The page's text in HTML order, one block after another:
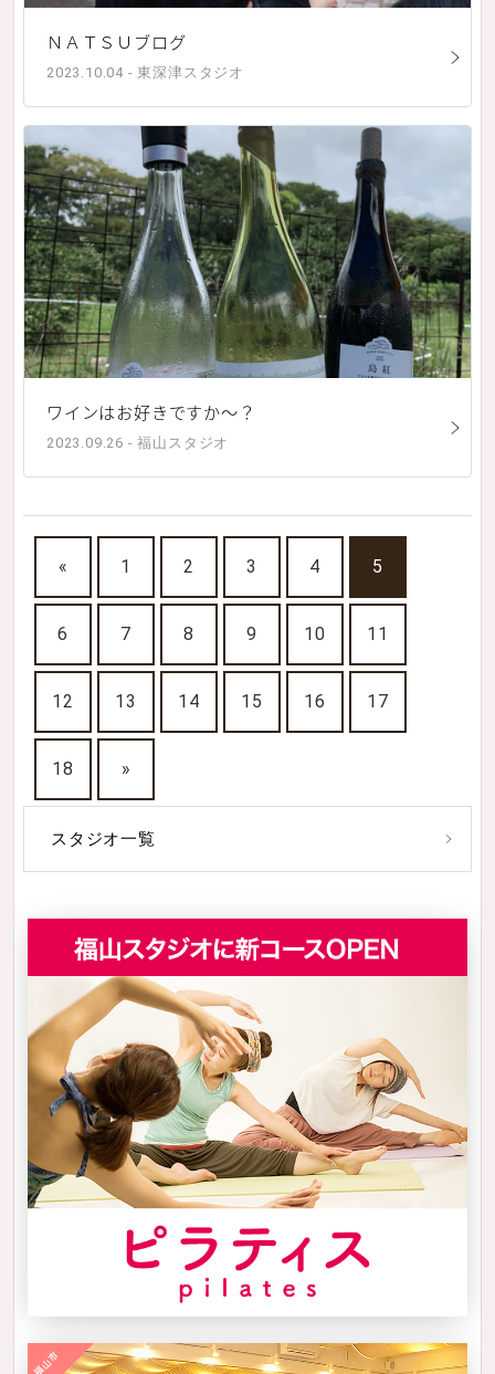
ＮＡＴＳＵブログ
2023.10.04 - 東深津スタジオ
ワインはお好きですか～？
2023.09.26 - 福山スタジオ
« 1 2 3 4 5
6 7 8 9 10 11
12 13 14 15 16 17
18 »
スタジオ一覧